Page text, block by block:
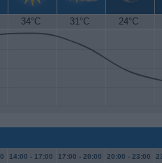
34°C 31°C 24°C
14:00 - 17:00 17:00 - 20:00 20:00 - 23:00